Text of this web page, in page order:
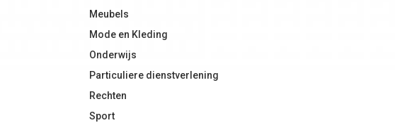
Meubels
Mode en Kleding
Onderwijs
Particuliere dienstverlening
Rechten
Sport